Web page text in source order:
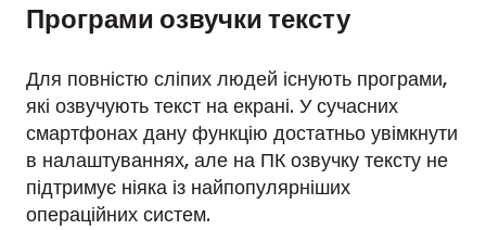
Програми озвучки тексту
Для повністю сліпих людей існують програми,
які озвучують текст на екрані. У сучасних
смартфонах дану функцію достатньо увімкнути
в налаштуваннях, але на ПК озвучку тексту не
підтримує ніяка із найпопулярніших
операційних систем.